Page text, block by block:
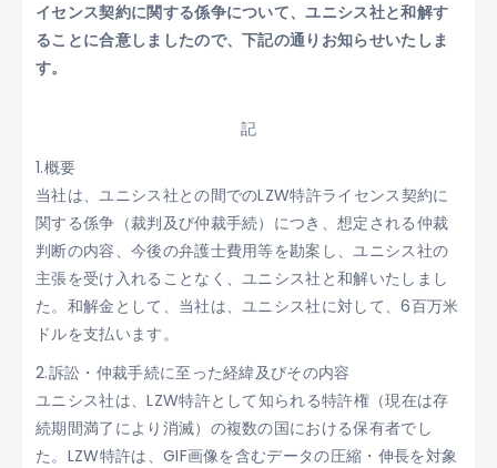
イセンス契約に関する係争について、ユニシス社と和解す
ることに合意しましたので、下記の通りお知らせいたしま
す。
記
1.概要
当社は、ユニシス社との間でのLZW特許ライセンス契約に
関する係争（裁判及び仲裁手続）につき、想定される仲裁
判断の内容、今後の弁護士費用等を勘案し、ユニシス社の
主張を受け入れることなく、ユニシス社と和解いたしまし
た。和解金として、当社は、ユニシス社に対して、6百万米
ドルを支払います。
2.訴訟・仲裁手続に至った経緯及びその内容
ユニシス社は、LZW特許として知られる特許権（現在は存
続期間満了により消滅）の複数の国における保有者でし
た。LZW特許は、GIF画像を含むデータの圧縮・伸長を対象